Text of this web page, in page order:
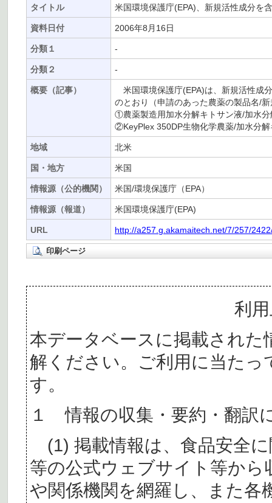
タイトル 米国環境保護庁(EPA)、新規活性成分を
資料日付 2006年8月16日
分類１ -
分類２ -
概要（記事）
米国環境保護庁(EPA)は、新規活性成
のとおり（申請のあった農薬の製品名/
①農薬製造用加水分解キトサン液/加水
②KeyPlex 350DP生物化学農薬/加水分
地域 北米
国・地方 米国
情報源（公的機関） 米国/環境保護庁（EPA）
情報源（報道） 米国環境保護庁(EPA)
URL http://a257.g.akamaitech.net/7/257/
印刷ページ
利
本データベースに掲載された
解ください。ご利用に当た
す。
１ 情報の収集・要約・翻訳
(1) 掲載情報は、食品安全
等の公式ウェブサイト等か
や関係機関を網羅し、また各